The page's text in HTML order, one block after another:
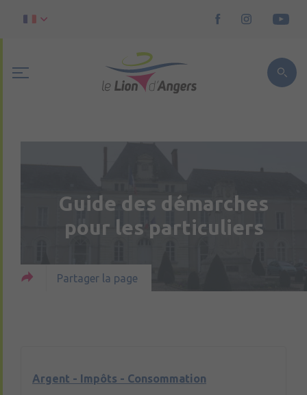
Guide des démarches
pour les particuliers
Partager la page
Argent - Impôts - Consommation